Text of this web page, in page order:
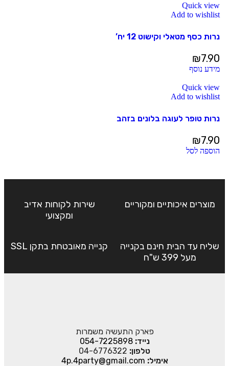
Quick view
Add to wishlist
נרות כסף מטאלי וקישוט 12 יח’
₪7.90
מידע נוסף
Quick view
Add to wishlist
נרות טופר לעוגה בלונים בזהב
₪7.90
הוספה לסל
מוצרים איכותיים ומקוריים
שירות לקוחות אדיב
ומקצועי
שליח עד הבית חינם בקנייה
מעל 399 ש"ח
קנייה מאובטחת בתקן SSL
פארק התעשיה משמרות
נייד:054-7225898
טלפון: 04-6776322
אימיל: 4p.4party@gmail.com